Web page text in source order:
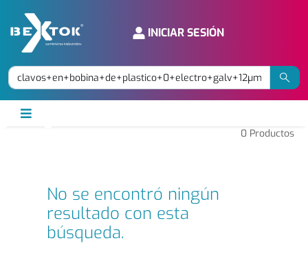
INICIAR SESIÓN
0 Productos
No se encontró ningún
resultado con esta
búsqueda.